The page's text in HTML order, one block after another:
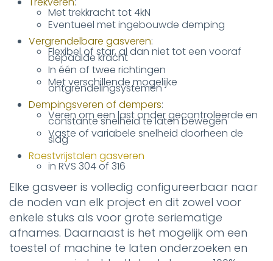
Met trekkracht tot 4kN
Eventueel met ingebouwde demping
Vergrendelbare gasveren:
Flexibel of star, al dan niet tot een vooraf
bepaalde kracht
In één of twee richtingen
Met verschillende mogelijke
ontgrendelingsystemen
Dempingsveren of dempers:
Veren om een last onder gecontroleerde en
constante snelheid te laten bewegen
Vaste of variabele snelheid doorheen de
slag
Roestvrijstalen gasveren
in RVS 304 of 316
Elke gasveer is volledig configureerbaar naar
de noden van elk project en dit zowel voor
enkele stuks als voor grote seriematige
afnames. Daarnaast is het mogelijk om een
toestel of machine te laten onderzoeken en